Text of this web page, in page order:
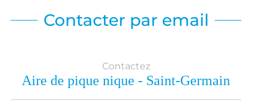
Contacter par email
Contactez
Aire de pique nique - Saint-Germain